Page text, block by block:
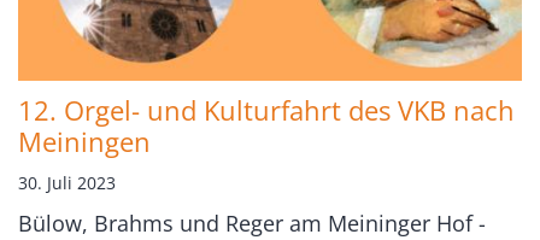
12. Orgel- und Kulturfahrt des VKB nach
Meiningen
30. Juli 2023
Bülow, Brahms und Reger am Meininger Hof -